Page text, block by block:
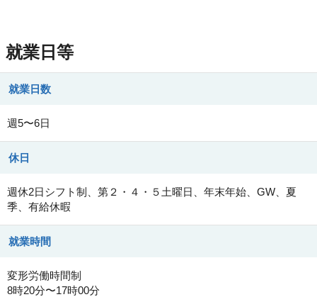
就業日等
就業日数
週5〜6日
休日
週休2日シフト制、第２・４・５土曜日、年末年始、GW、夏
季、有給休暇
就業時間
変形労働時間制
8時20分〜17時00分